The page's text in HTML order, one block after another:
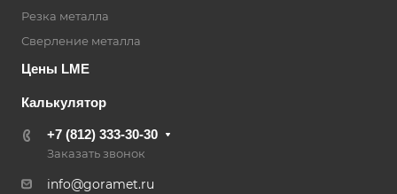
Резка металла
Сверление металла
Цены LME
Калькулятор
+7 (812) 333-30-30
Заказать звонок
info@goramet.ru